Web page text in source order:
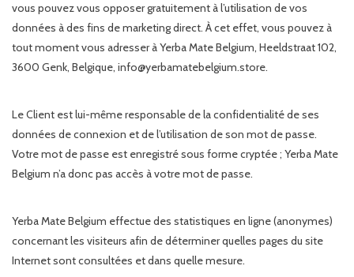
vous pouvez vous opposer gratuitement à l’utilisation de vos
données à des fins de marketing direct. À cet effet, vous pouvez à
tout moment vous adresser à Yerba Mate Belgium, Heeldstraat 102,
3600 Genk, Belgique, info@yerbamatebelgium.store.
Le Client est lui-même responsable de la confidentialité de ses
données de connexion et de l’utilisation de son mot de passe.
Votre mot de passe est enregistré sous forme cryptée ; Yerba Mate
Belgium n’a donc pas accès à votre mot de passe.
Yerba Mate Belgium effectue des statistiques en ligne (anonymes)
concernant les visiteurs afin de déterminer quelles pages du site
Internet sont consultées et dans quelle mesure.